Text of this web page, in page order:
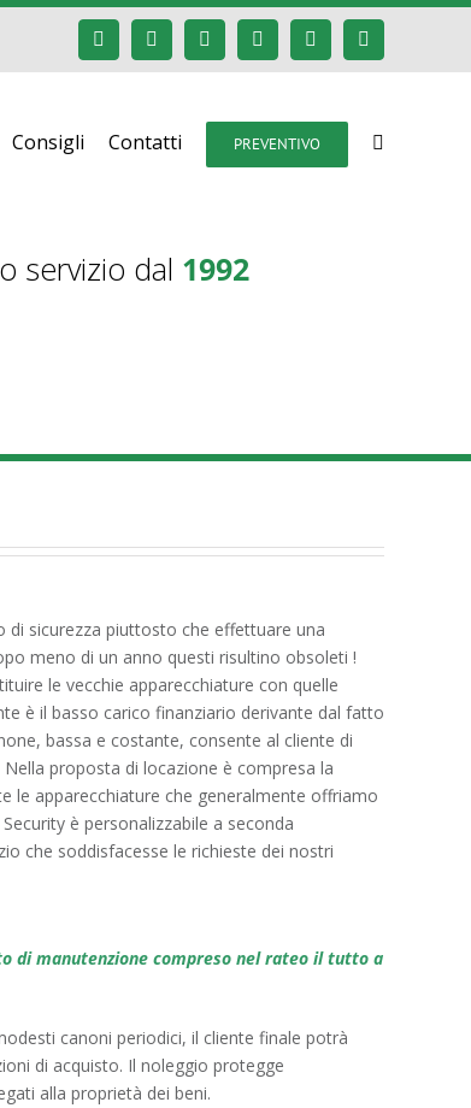
FacebookGoogle+ InstagramTwitter YouTube
Consigli Contatti PREVENTIVO
servizio dal 1992
sicurezza piuttosto che effettuare una
meno di un anno questi risultino obsoleti !
le vecchie apparecchiature con quelle
è il basso carico finanziario derivante dal fatto
bassa e costante, consente al cliente di
proposta di locazione è compresa la
le apparecchiature che generalmente offriamo
è personalizzabile a seconda
che soddisfacesse le richieste dei nostri
di manutenzione compreso nel rateo il tutto a
canoni periodici, il cliente finale potrà
di acquisto. Il noleggio protegge
alla proprietà dei beni.